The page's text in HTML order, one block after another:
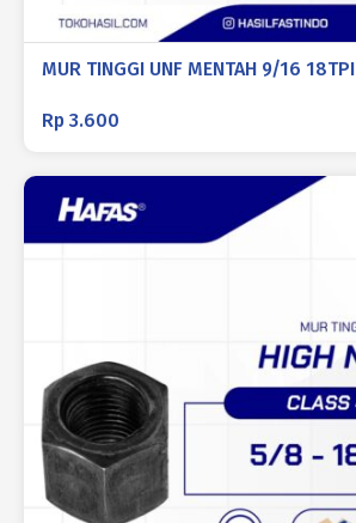
MUR TINGGI UNF MENTAH 9/16 18TPI
Rp 3.600